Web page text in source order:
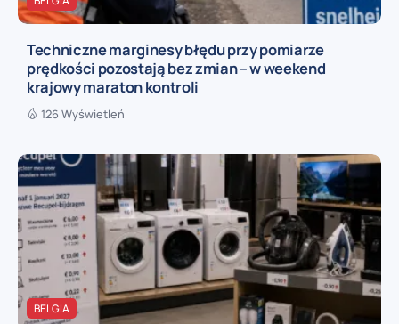
Techniczne marginesy błędu przy pomiarze
prędkości pozostają bez zmian – w weekend
krajowy maraton kontroli
126 Wyświetleń
BELGIA